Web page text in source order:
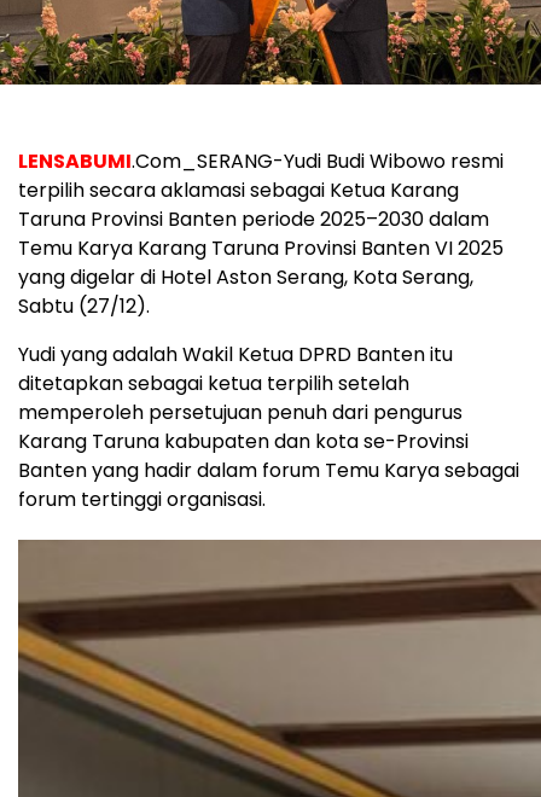
LENSABUMI.Com_SERANG-Yudi Budi Wibowo resmi
terpilih secara aklamasi sebagai Ketua Karang
Taruna Provinsi Banten periode 2025–2030 dalam
Temu Karya Karang Taruna Provinsi Banten VI 2025
yang digelar di Hotel Aston Serang, Kota Serang,
Sabtu (27/12).
Yudi yang adalah Wakil Ketua DPRD Banten itu
ditetapkan sebagai ketua terpilih setelah
memperoleh persetujuan penuh dari pengurus
Karang Taruna kabupaten dan kota se-Provinsi
Banten yang hadir dalam forum Temu Karya sebagai
forum tertinggi organisasi.